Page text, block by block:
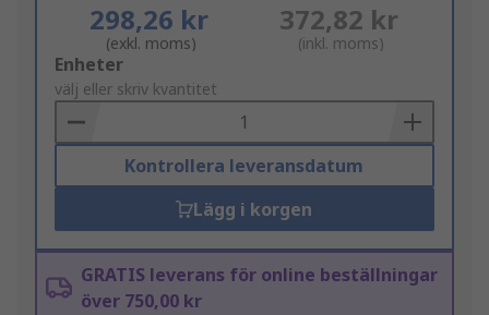
298,26 kr
(exkl. moms)
372,82 kr
(inkl. moms)
Add
to
Basket
Enheter
välj eller skriv kvantitet
Kontrollera leveransdatum
Lägg i korgen
GRATIS leverans för online beställningar
över 750,00 kr